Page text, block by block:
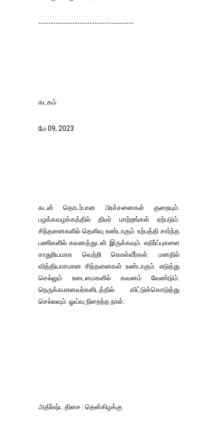
---------------------------------------
கடகம்
மே 09, 2023
கடன் தொடர்பான பிரச்சனைகள் குறையும்.
பழக்கவழக்கத்தில் திடீர் மாற்றங்கள் ஏற்படும்.
சிந்தனைகளில் தெளிவு உண்டாகும். உற்பத்தி சார்ந்த
பணிகளில் கவனத்துடன் இருக்கவும். எதிர்ப்புகளை
சாதுரியமாக வெற்றி கொள்வீர்கள். மனதில்
வித்தியாசமான சிந்தனைகள் உண்டாகும். எடுத்து
செல்லும் உடைமைகளில் கவனம் வேண்டும்.
நெருக்கமானவர்களிடத்தில் விட்டுக்கொடுத்து
செல்லவும். ஓய்வு நிறைந்த நாள்.
அதிர்ஷ்ட திசை : தென்கிழக்கு